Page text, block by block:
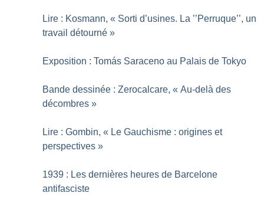
Lire : Kosmann, « Sorti d’usines. La ’’Perruque’’, un
travail détourné »
Exposition : Tomás Saraceno au Palais de Tokyo
Bande dessinée : Zerocalcare, « Au-delà des
décombres »
Lire : Gombin, « Le Gauchisme : origines et
perspectives »
1939 : Les dernières heures de Barcelone
antifasciste